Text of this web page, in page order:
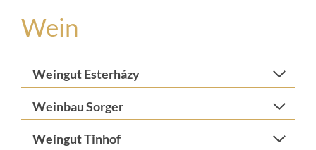
Wein
Weingut Esterházy
Weinbau Sorger
Weingut Tinhof